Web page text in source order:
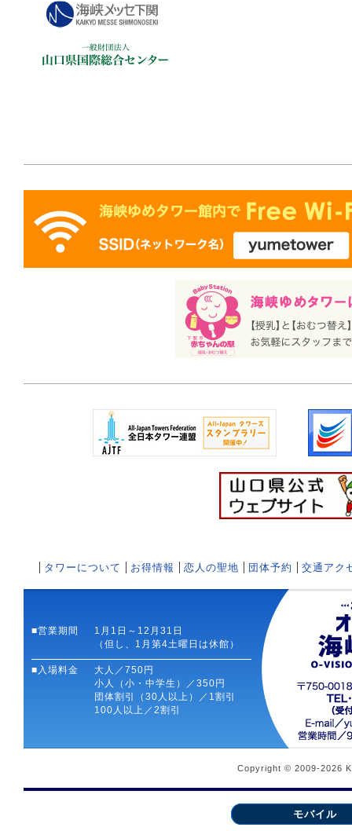
タワーについて お得情報 恋人の聖地 団体予約 交通アク
■営業期間
1月1日～12月31日
（但し、1月第4土曜日は休館）
■入場料金
大人／750円
小人（小・中学生）／350円
団体割引（30人以上）／1割引
100人以上／2割引
Copyright © 2009-2026
モバイル